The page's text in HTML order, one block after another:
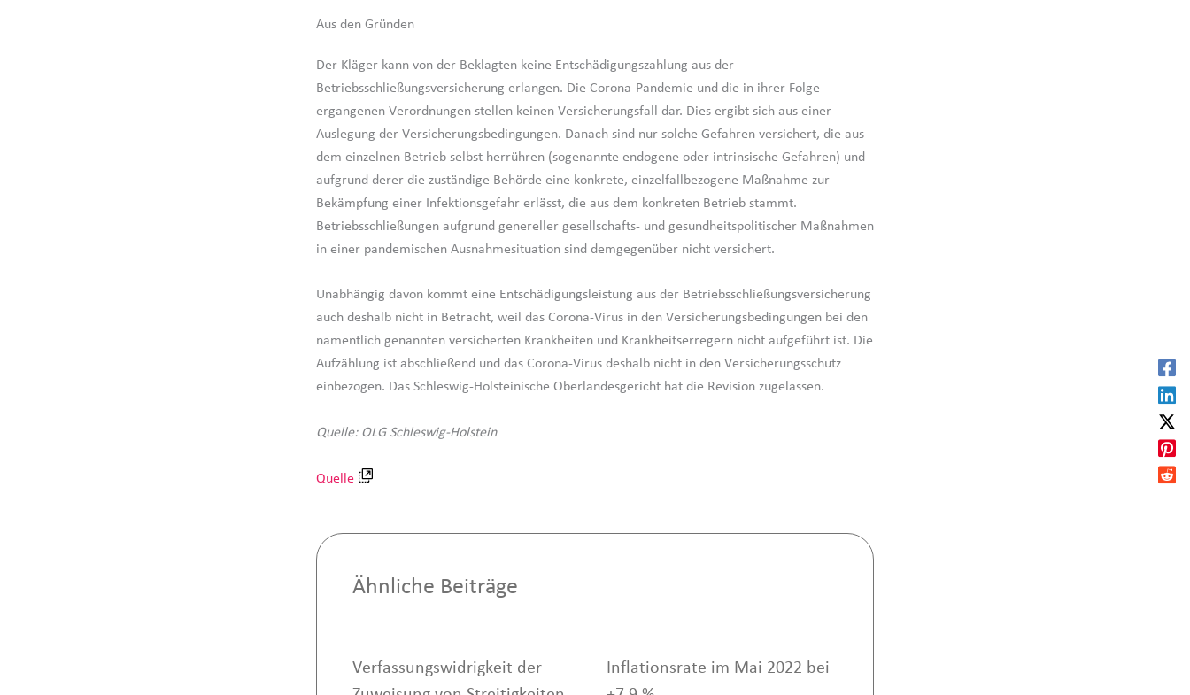
Aus den Gründen
Der Kläger kann von der Beklagten keine Entschädigungszahlung aus der
Betriebsschließungsversicherung erlangen. Die Corona-Pandemie und die in ihrer Folge
ergangenen Verordnungen stellen keinen Versicherungsfall dar. Dies ergibt sich aus einer
Auslegung der Versicherungsbedingungen. Danach sind nur solche Gefahren versichert, die aus
dem einzelnen Betrieb selbst herrühren (sogenannte endogene oder intrinsische Gefahren) und
aufgrund derer die zuständige Behörde eine konkrete, einzelfallbezogene Maßnahme zur
Bekämpfung einer Infektionsgefahr erlässt, die aus dem konkreten Betrieb stammt.
Betriebsschließungen aufgrund genereller gesellschafts- und gesundheitspolitischer Maßnahmen
in einer pandemischen Ausnahmesituation sind demgegenüber nicht versichert.
Unabhängig davon kommt eine Entschädigungsleistung aus der Betriebsschließungsversicherung
auch deshalb nicht in Betracht, weil das Corona-Virus in den Versicherungsbedingungen bei den
namentlich genannten versicherten Krankheiten und Krankheitserregern nicht aufgeführt ist. Die
Aufzählung ist abschließend und das Corona-Virus deshalb nicht in den Versicherungsschutz
einbezogen. Das Schleswig-Holsteinische Oberlandesgericht hat die Revision zugelassen.
Quelle: OLG Schleswig-Holstein
Quelle
Ähnliche Beiträge
Verfassungswidrigkeit der
Inflationsrate im Mai 2022 bei